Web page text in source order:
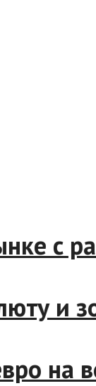
с
и
на